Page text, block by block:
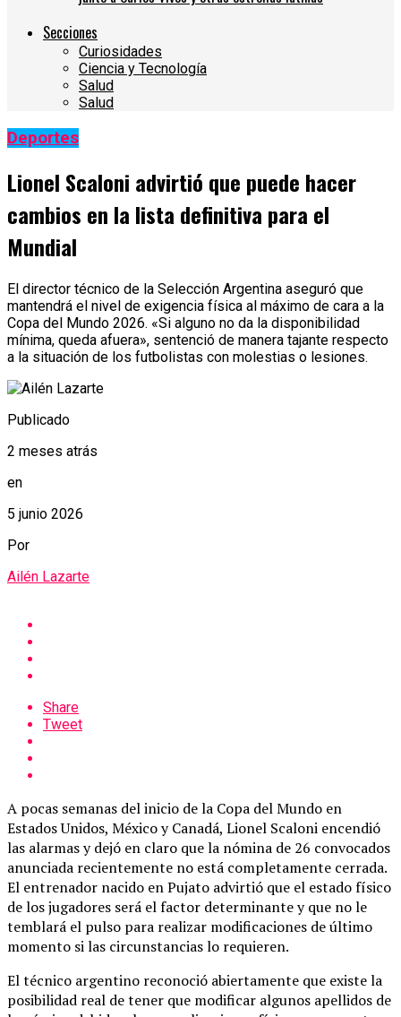
Secciones
Curiosidades
Ciencia y Tecnología
Salud
Salud
Deportes
Lionel Scaloni advirtió que puede hacer
cambios en la lista definitiva para el
Mundial
El director técnico de la Selección Argentina aseguró que
mantendrá el nivel de exigencia física al máximo de cara a la
Copa del Mundo 2026. «Si alguno no da la disponibilidad
mínima, queda afuera», sentenció de manera tajante respecto
a la situación de los futbolistas con molestias o lesiones.
Publicado
2 meses atrás
en
5 junio 2026
Por
Ailén Lazarte
Share
Tweet
A pocas semanas del inicio de la Copa del Mundo en
Estados Unidos, México y Canadá, Lionel Scaloni encendió
las alarmas y dejó en claro que la nómina de 26 convocados
anunciada recientemente no está completamente cerrada.
El entrenador nacido en Pujato advirtió que el estado físico
de los jugadores será el factor determinante y que no le
temblará el pulso para realizar modificaciones de último
momento si las circunstancias lo requieren.
El técnico argentino reconoció abiertamente que existe la
posibilidad real de tener que modificar algunos apellidos de